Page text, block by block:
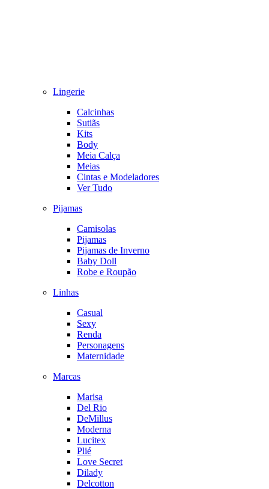
Lingerie
Calcinhas
Sutiãs
Kits
Body
Meia Calça
Meias
Cintas e Modeladores
Ver Tudo
Pijamas
Camisolas
Pijamas
Pijamas de Inverno
Baby Doll
Robe e Roupão
Linhas
Casual
Sexy
Renda
Personagens
Maternidade
Marcas
Marisa
Del Rio
DeMillus
Moderna
Lucitex
Plié
Love Secret
Dilady
Delcotton